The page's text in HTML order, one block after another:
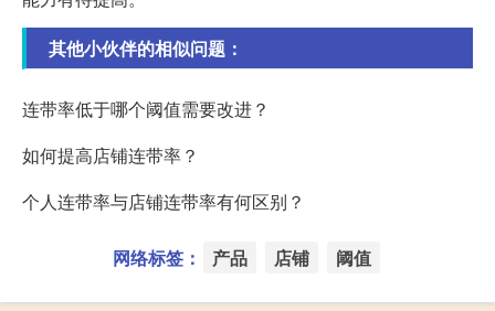
其他小伙伴的相似问题：
连带率低于哪个阈值需要改进？
如何提高店铺连带率？
个人连带率与店铺连带率有何区别？
网络标签： 产品 店铺 阈值